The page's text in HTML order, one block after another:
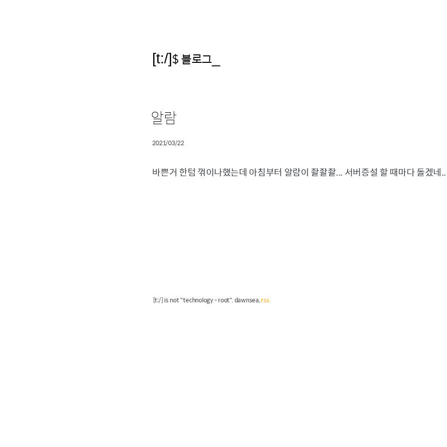
[t:/]$ 블로그
알람
2021/03/22
바쁜거 한텀 꺾이나했는데 아침부터 알람이 좔좔좔... 서버증설 할 때마다 돌겠네
[t:/] is not "technology - root". dawnsea,rss